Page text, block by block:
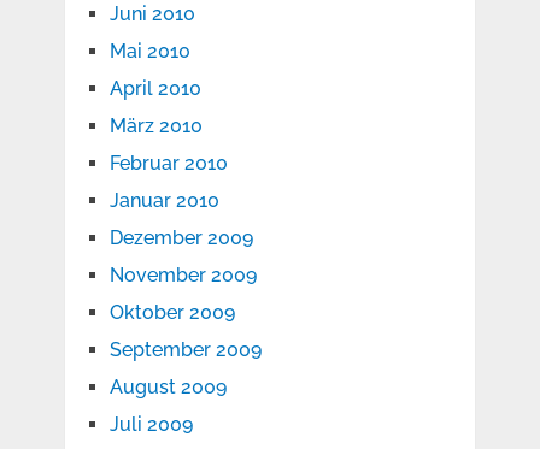
Juni 2010
Mai 2010
April 2010
März 2010
Februar 2010
Januar 2010
Dezember 2009
November 2009
Oktober 2009
September 2009
August 2009
Juli 2009